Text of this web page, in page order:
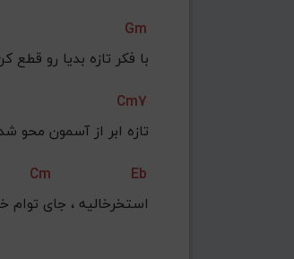
Gm
با فکر تازه بدیا رو قطع
Cm7
تازه ابر از آسمون محو
Cm
Eb
استخرخالیه ، جای توام